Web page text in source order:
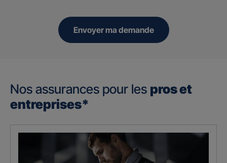
Envoyer ma demande
Nos assurances pour les pros et
entreprises*